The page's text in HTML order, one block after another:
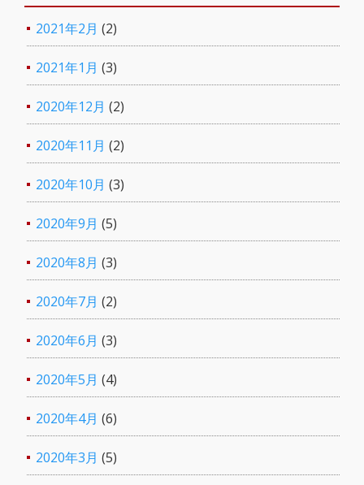
2021年2月 (2)
2021年1月 (3)
2020年12月 (2)
2020年11月 (2)
2020年10月 (3)
2020年9月 (5)
2020年8月 (3)
2020年7月 (2)
2020年6月 (3)
2020年5月 (4)
2020年4月 (6)
2020年3月 (5)